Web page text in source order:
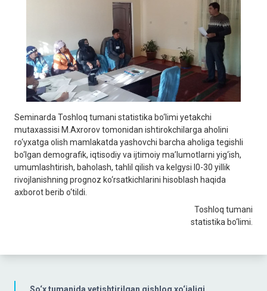
So‘x tumanida yetishtirilgan qishloq xo‘jaligi
Seminarda Toshloq tumani statistika bo‘limi yetakchi
mutaxassisi M.Axrorov tomonidan ishtirokchilarga aholini
ro‘yxatga olish mamlakatda yashovchi barcha aholiga tegishli
bo‘lgan demografik, iqtisodiy va ijtimoiy maʼlumotlarni yig‘ish,
umumlashtirish, baholash, tahlil qilish va kelgysi l0-30 yillik
rivojlanishning prognoz ko‘rsatkichlarini hisoblash haqida
axborot berib o‘tildi.
Toshloq tumani
statistika bo‘limi.